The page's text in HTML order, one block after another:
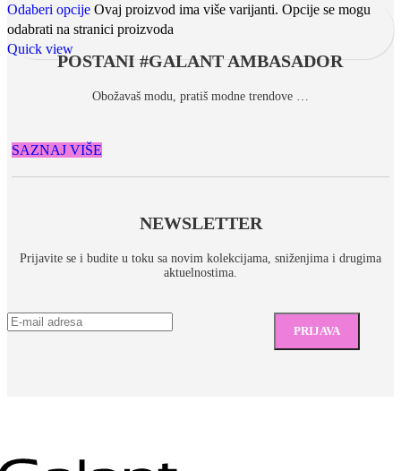
Odaberi opcije Ovaj proizvod ima više varijanti. Opcije se mogu
odabrati na stranici proizvoda
Quick view
POSTANI #GALANT AMBASADOR
Obožavaš modu, pratiš modne trendove …
SAZNAJ VIŠE
NEWSLETTER
Prijavite se i budite u toku sa novim kolekcijama, sniženjima i drugima
aktuelnostima.